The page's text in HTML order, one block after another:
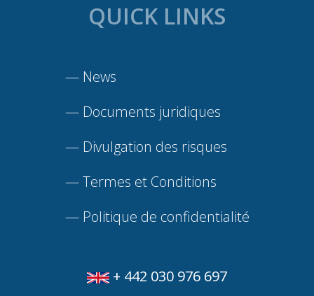
QUICK LINKS
— News
— Documents juridiques
— Divulgation des risques
—Termes et Conditions
— Politique de confidentialité
+ 442 030 976 697